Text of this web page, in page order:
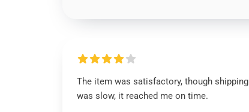
The item was satisfactory, though shipping
was slow, it reached me on time.